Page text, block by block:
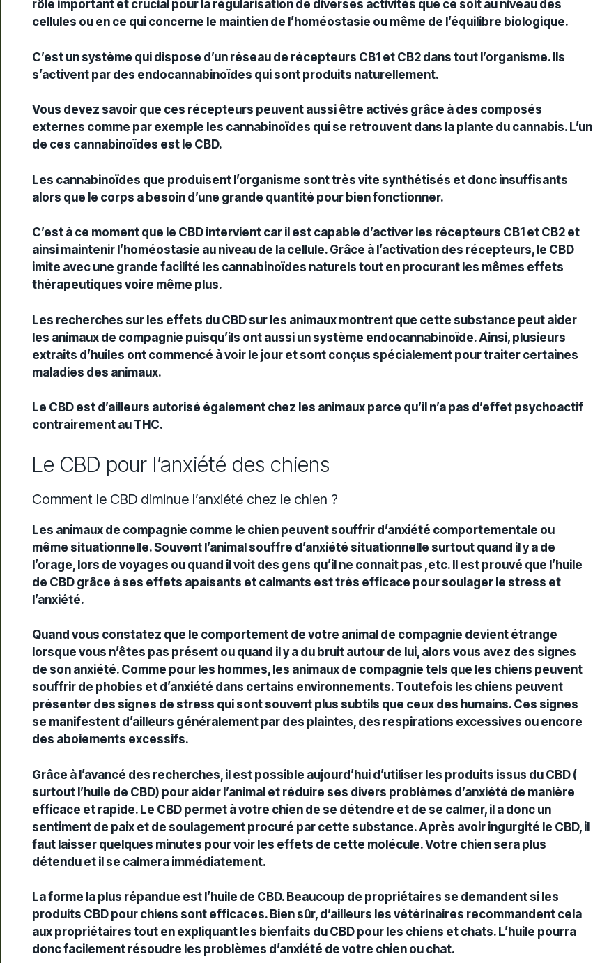
-
rôle important et crucial pour la régularisation de diverses activités que ce soit au niveau des
cellules ou en ce qui concerne le maintien de l’homéostasie ou même de l’équilibre biologique.
C’est un système qui dispose d’un réseau de récepteurs CB1 et CB2 dans tout l’organisme. Ils
s’activent par des endocannabinoïdes qui sont produits naturellement.
Vous devez savoir que ces récepteurs peuvent aussi être activés grâce à des composés
externes comme par exemple les cannabinoïdes qui se retrouvent dans la plante du cannabis. L’un
de ces cannabinoïdes est le CBD.
Les cannabinoïdes que produisent l’organisme sont très vite synthétisés et donc insuffisants
alors que le corps a besoin d’une grande quantité pour bien fonctionner.
C’est à ce moment que le CBD intervient car il est capable d’activer les récepteurs CB1 et CB2 et
ainsi maintenir l’homéostasie au niveau de la cellule. Grâce à l’activation des récepteurs, le CBD
imite avec une grande facilité les cannabinoïdes naturels tout en procurant les mêmes effets
thérapeutiques voire même plus.
Les recherches sur les effets du CBD sur les animaux montrent que cette substance peut aider
les animaux de compagnie puisqu’ils ont aussi un système endocannabinoïde. Ainsi, plusieurs
extraits d’huiles ont commencé à voir le jour et sont conçus spécialement pour traiter certaines
maladies des animaux.
Le CBD est d’ailleurs autorisé également chez les animaux parce qu’il n’a pas d’effet psychoactif
contrairement au THC.
Le CBD pour l’anxiété des chiens
Comment le CBD diminue l’anxiété chez le chien ?
Les animaux de compagnie comme le chien peuvent souffrir d’anxiété comportementale ou
même situationnelle. Souvent l’animal souffre d’anxiété situationnelle surtout quand il y a de
l’orage, lors de voyages ou quand il voit des gens qu’il ne connait pas ,etc. Il est prouvé que l’huile
de CBD grâce à ses effets apaisants et calmants est très efficace pour soulager le stress et
l’anxiété.
Quand vous constatez que le comportement de votre animal de compagnie devient étrange
lorsque vous n’êtes pas présent ou quand il y a du bruit autour de lui, alors vous avez des signes
de son anxiété. Comme pour les hommes, les animaux de compagnie tels que les chiens peuvent
souffrir de phobies et d’anxiété dans certains environnements. Toutefois les chiens peuvent
présenter des signes de stress qui sont souvent plus subtils que ceux des humains. Ces signes
se manifestent d’ailleurs généralement par des plaintes, des respirations excessives ou encore
des aboiements excessifs.
Grâce à l’avancé des recherches, il est possible aujourd’hui d’utiliser les produits issus du CBD (
surtout l’huile de CBD) pour aider l’animal et réduire ses divers problèmes d’anxiété de manière
efficace et rapide. Le CBD permet à votre chien de se détendre et de se calmer, il a donc un
sentiment de paix et de soulagement procuré par cette substance. Après avoir ingurgité le CBD, il
faut laisser quelques minutes pour voir les effets de cette molécule. Votre chien sera plus
détendu et il se calmera immédiatement.
La forme la plus répandue est l’huile de CBD. Beaucoup de propriétaires se demandent si les
produits CBD pour chiens sont efficaces. Bien sûr, d’ailleurs les vétérinaires recommandent cela
aux propriétaires tout en expliquant les bienfaits du CBD pour les chiens et chats. L’huile pourra
donc facilement résoudre les problèmes d’anxiété de votre chien ou chat.